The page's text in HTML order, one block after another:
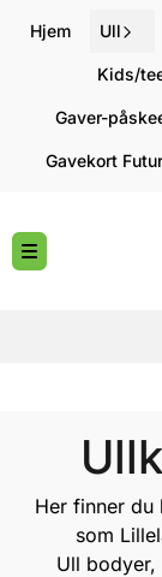
Hopp til innhold
Hjem Ull
Kids/
Gaver-
Gavekort
Her finner
som
Ull bodyer,